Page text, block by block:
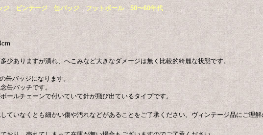
ジ ビンテージ 缶バッジ フットボール 50〜60年代
ありますが潰れ、へこみなど大きなダメージは無く比較的綺麗な状態です。
缶バッジになります。
缶バッチです。
ールチェーンで付いていて針が飛び出ているタイプです。
ていなくとも細かい傷や汚れなどがあることをご了承ください。ヴィンテージ品にご理